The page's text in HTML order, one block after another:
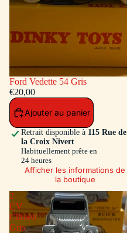
Ford Vedette 54 Gris
€20,00
Ajouter au panier
Retrait disponible à 115 Rue de
la Croix Nivert
Habituellement prête en
24 heures
Afficher les informations de
la boutique
2
CV
Citroen
Gris